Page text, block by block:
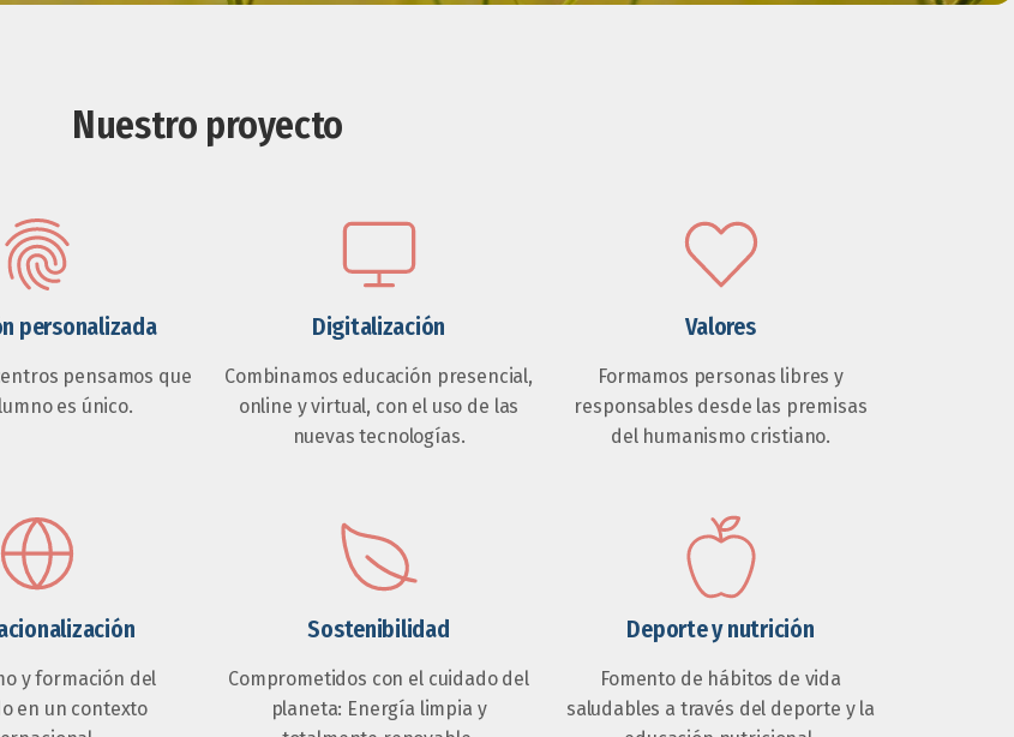
Nuestro proyecto
personalizada
pensamos que
es único.
Digitalización
Combinamos educación presencial,
online y virtual, con el uso de las
nuevas tecnologías.
Valores
Formamos personas libres y
responsables desde las premisas
del humanismo cristiano.
y formación del
en un contexto
Sostenibilidad
Comprometidos con el cuidado del
planeta: Energía limpia y
Deporte y nutrición
Fomento de hábitos de vida
saludables a través del deporte y la